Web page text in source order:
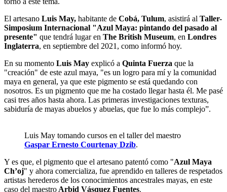
El artesano Luis May, habitante de Cobá, Tulum, asistirá al Taller-
Simposium Internacional "Azul Maya: pintando del pasado al
presente" que tendrá lugar en The British Museum, en Londres
Inglaterra, en septiembre del 2021, como informó hoy.
En su momento Luis May explicó a Quinta Fuerza que la
"creación" de este azul maya, "es un logro para mí y la comunidad
maya en general, ya que este pigmento se está quedando con
nosotros. Es un pigmento que me ha costado llegar hasta él. Me pasé
casi tres años hasta ahora. Las primeras investigaciones texturas,
sabiduría de mayas abuelos y abuelas, que fue lo más complejo”.
Luis May tomando cursos en el taller del maestro
Gaspar Ernesto Courtenay Dzib.
Y es que, el pigmento que el artesano patentó como "Azul Maya
Ch’oj" y ahora comercializa, fue aprendido en talleres de respetados
artistas herederos de los conocimientos ancestrales mayas, en este
caso del maestro Arbid Vásquez Fuentes.